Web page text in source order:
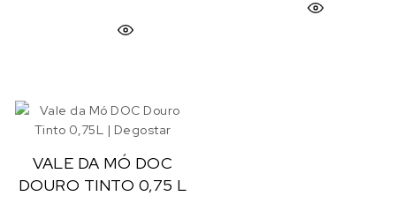
VALE DA MÓ DOC
DOURO TINTO 0,75 L